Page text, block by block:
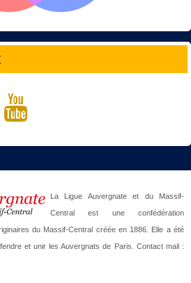
La Ligue Auvergnate et du Massif-
Central est une confédération
du Massif-Central créée en 1886. Elle a été
et unir les Auvergnats de Paris. Contact mail :